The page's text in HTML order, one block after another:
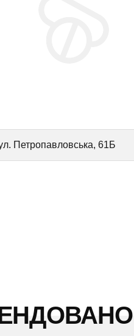
Петропавловська, 61Б